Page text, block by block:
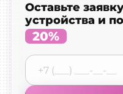
Оставьте
устройства и
20%